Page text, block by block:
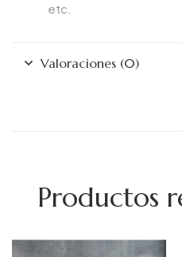
etc.
Valoraciones (0)
Productos